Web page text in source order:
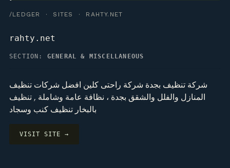
/LEDGER · SITES · RAHTY.NET
rahty.net
SECTION: GENERAL & MISCELLANEOUS
شركة تنظيف بجدة شركة راحتى كلين افضل شركات تنظيف
المنازل والفلل والشقق بجدة ، نظافة عامة وشاملة , تنظيف
بالبخار تنظيف كنب وسجاد
VISIT SITE →